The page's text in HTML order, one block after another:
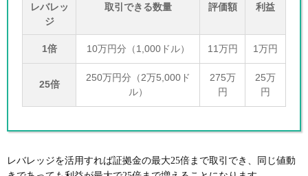
レバレッ
ジ
取引できる数量 評価額 利益
1倍 10万円分（1,000ドル） 11万円 1万円
25倍
250万円分（2万5,000ド
ル）
275万
円
25万
円
レバレッジを活用すれば証拠金の最大25倍まで取引でき、同じ値動